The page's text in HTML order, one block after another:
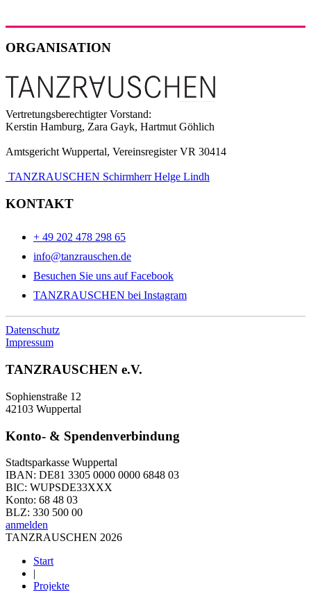
ORGANISATION
Vertretungsberechtigter Vorstand:
Kerstin Hamburg, Zara Gayk, Hartmut Göhlich
Amtsgericht Wuppertal, Vereinsregister VR 30414
TANZRAUSCHEN Schirmherr Helge Lindh
KONTAKT
+ 49 202 478 298 65
info@tanzrauschen.de
Besuchen Sie uns auf Facebook
TANZRAUSCHEN bei Instagram
Datenschutz
Impressum
TANZRAUSCHEN e.V.
Sophienstraße 12
42103 Wuppertal
Konto- & Spendenverbindung
Stadtsparkasse Wuppertal
IBAN: DE81 3305 0000 0000 6848 03
BIC: WUPSDE33XXX
Konto: 68 48 03
BLZ: 330 500 00
anmelden
TANZRAUSCHEN 2026
Start
|
Projekte